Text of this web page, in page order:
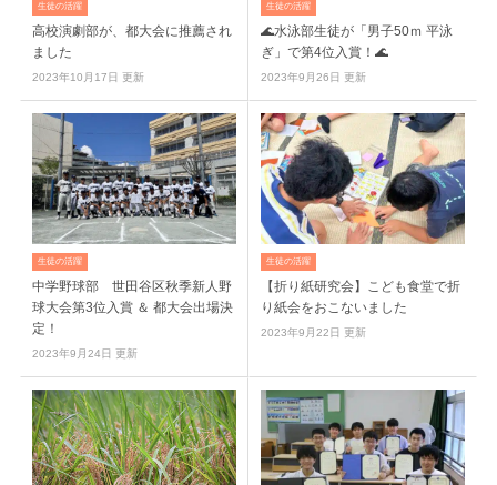
生徒の活躍
高校演劇部が、都大会に推薦され
ました
2023年10月17日 更新
生徒の活躍
🌊水泳部生徒が「男子50ｍ 平泳
ぎ」で第4位入賞！🌊
2023年9月26日 更新
生徒の活躍
中学野球部 世田谷区秋季新人野
球大会第3位入賞 ＆ 都大会出場決
定！
2023年9月24日 更新
生徒の活躍
【折り紙研究会】こども食堂で折
り紙会をおこないました
2023年9月22日 更新